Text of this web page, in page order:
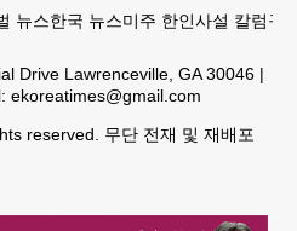
뉴스한국 뉴스미주 한인사설 칼럼구
Drive Lawrenceville, GA 30046 |
ekoreatimes@gmail.com
reserved. 무단 전재 및 재배포